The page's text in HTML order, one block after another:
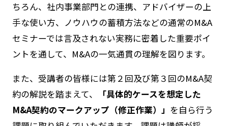
ちろん、社内事業部門との連携、アドバイザーの上
手な使い方、ノウハウの蓄積方法などの通常のM&A
セミナーでは言及されない実務に密着した重要ポイ
ントを通して、M&Aの一気通貫の理解を図ります。
また、受講者の皆様には第２回及び第３回のM&A契
約の解説を踏まえて、
「具体的ケースを想定した
M&A契約のマークアップ（修正作業）」 を自ら行う